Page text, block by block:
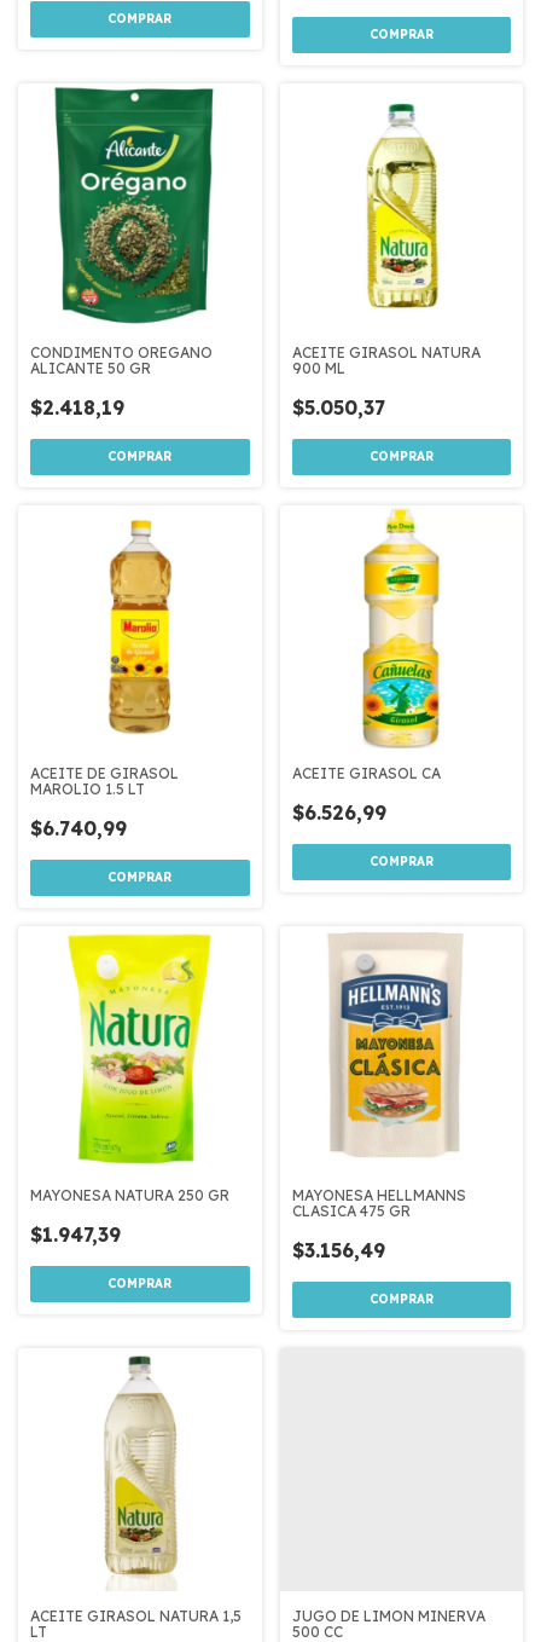
CONDIMENTO OREGANO
ALICANTE 50 GR
$2.418,19
ACEITE GIRASOL NATURA
900 ML
$5.050,37
ACEITE DE GIRASOL
MAROLIO 1.5 LT
$6.740,99
ACEITE GIRASOL CA
$6.526,99
MAYONESA NATURA 250 GR
$1.947,39
MAYONESA HELLMANNS
CLASICA 475 GR
$3.156,49
ACEITE GIRASOL NATURA 1,5
LT
JUGO DE LIMON MINERVA
500 CC